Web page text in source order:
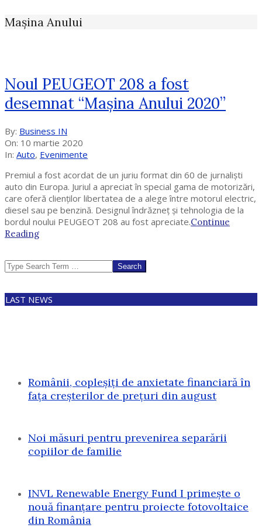
Mașina Anului
Noul PEUGEOT 208 a fost
desemnat “Mașina Anului 2020”
2020-
03-
10
By: Business IN
On: 10 martie 2020
In: Auto, Evenimente
Premiul a fost acordat de un juriu format din 60 de jurnaliști
auto din Europa. Juriul a apreciat în special gama de motorizări,
care oferă clienților libertatea de a alege între motorul electric,
diesel sau pe benzină. Designul îndrăzneț și tehnologia de la
bordul noului PEUGEOT 208 au fost apreciate.Continue
Reading
Search
LAST NEWS
Românii, copleșiți de anxietate financiară în
fața creșterilor de prețuri din august
Noi măsuri pentru prevenirea separării
copiilor de familie
INVL Renewable Energy Fund I primește o
nouă finanțare pentru proiecte fotovoltaice
din România